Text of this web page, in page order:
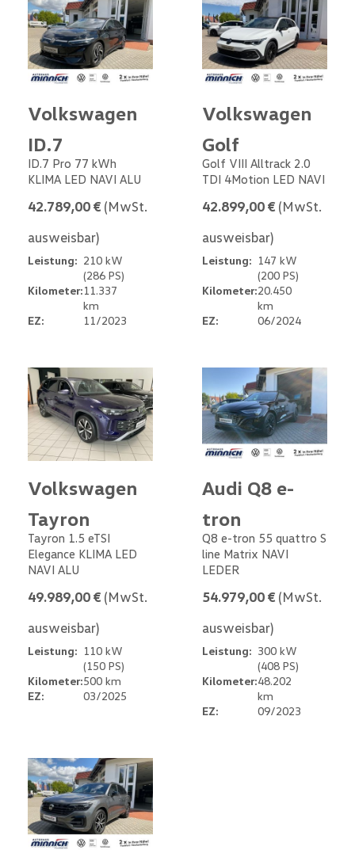
Volkswagen
ID.7
ID.7 Pro 77 kWh
KLIMA LED NAVI ALU
42.789,00 € (MwSt.
ausweisbar)
Leistung: 210 kW
(286 PS)
Kilometer:11.337
km
EZ:
11/2023
Volkswagen
Golf
Golf VIII Alltrack 2.0
TDI 4Motion LED NAVI
42.899,00 € (MwSt.
ausweisbar)
Leistung: 147 kW
(200 PS)
Kilometer:20.450
km
EZ:
06/2024
Volkswagen
Tayron
Tayron 1.5 eTSI
Elegance KLIMA LED
NAVI ALU
49.989,00 € (MwSt.
ausweisbar)
Leistung: 110 kW
(150 PS)
Kilometer:500 km
EZ:
03/2025
Audi Q8 e-
tron
Q8 e-tron 55 quattro S
line Matrix NAVI
LEDER
54.979,00 € (MwSt.
ausweisbar)
Leistung: 300 kW
(408 PS)
Kilometer:48.202
km
EZ:
09/2023